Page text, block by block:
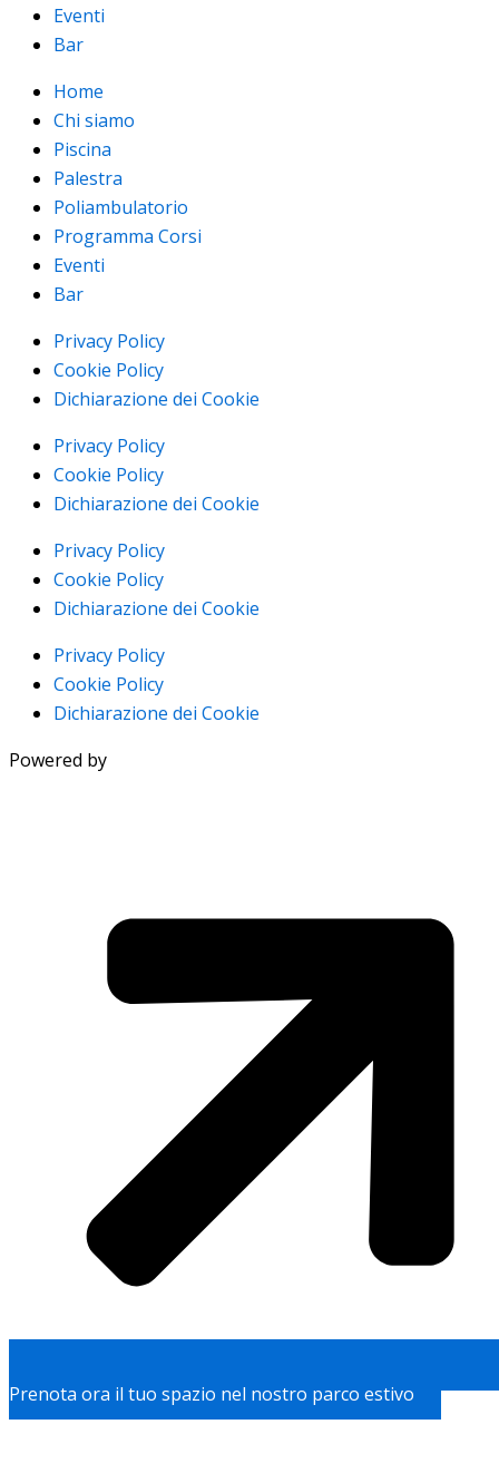
Eventi
Bar
Home
Chi siamo
Piscina
Palestra
Poliambulatorio
Programma Corsi
Eventi
Bar
Privacy Policy
Cookie Policy
Dichiarazione dei Cookie
Privacy Policy
Cookie Policy
Dichiarazione dei Cookie
Privacy Policy
Cookie Policy
Dichiarazione dei Cookie
Privacy Policy
Cookie Policy
Dichiarazione dei Cookie
Powered by
Prenota ora il tuo spazio nel nostro parco estivo